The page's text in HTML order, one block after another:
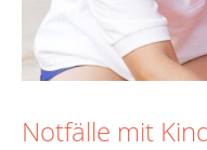
Notfälle mit